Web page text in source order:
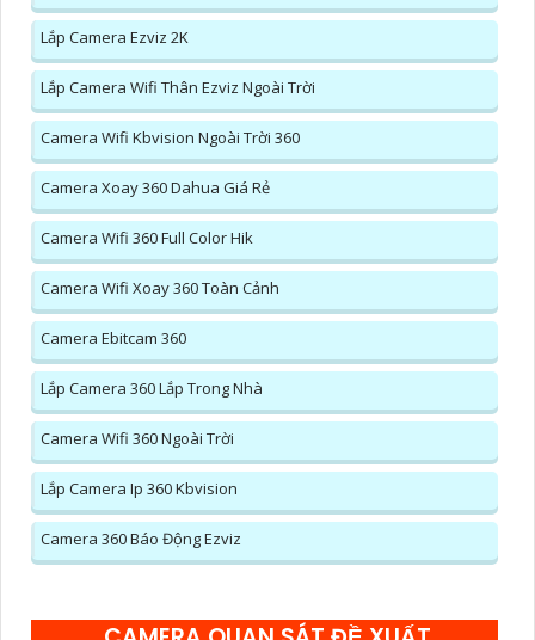
Lắp Camera Ezviz 2K
Lắp Camera Wifi Thân Ezviz Ngoài Trời
Camera Wifi Kbvision Ngoài Trời 360
Camera Xoay 360 Dahua Giá Rẻ
Camera Wifi 360 Full Color Hik
Camera Wifi Xoay 360 Toàn Cảnh
Camera Ebitcam 360
Lắp Camera 360 Lắp Trong Nhà
Camera Wifi 360 Ngoài Trời
Lắp Camera Ip 360 Kbvision
Camera 360 Báo Động Ezviz